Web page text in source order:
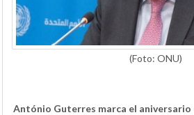
(Foto: ONU)
António Guterres marca el aniversario